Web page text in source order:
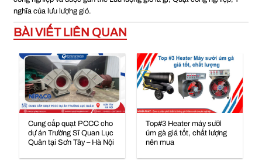
nghĩa của lưu lượng gió.
BÀI VIẾT LIÊN QUAN
Cung cấp quạt PCCC cho
dự án Trường Sĩ Quan Lục
Quân tại Sơn Tây – Hà Nội
Top#3 Heater máy sưởi
úm gà giá tốt, chất lượng
nên mua